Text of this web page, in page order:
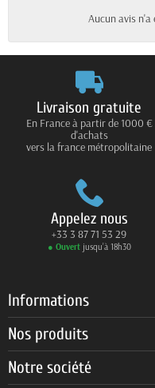
Aucun avis n'a
Livraison gratuite
En France à partir de 1000 €
d'achats
vers la france métropolitaine
Appelez nous
+33 3 87 71 53 29
● Ouvertjusqu’à 18h30
Informations
Nos produits
Notre société